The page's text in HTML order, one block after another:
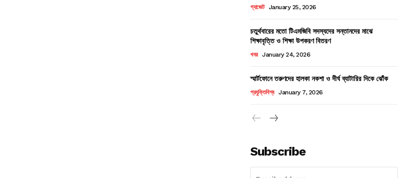
গ্যাজেট January 25, 2026
চতুর্থবারের মতো টিএমজিবি সদস্যদের সন্তানদের মাঝে
শিক্ষাবৃত্তি ও শিক্ষা উপকরণ বিতরণ
খবর January 24, 2026
স্মার্টফোনে তরুণদের হালকা নকশা ও দীর্ঘ ব্যাটারির দিকে ঝোঁক
প্রযুক্তিবিশ্ব January 7, 2026
Subscribe